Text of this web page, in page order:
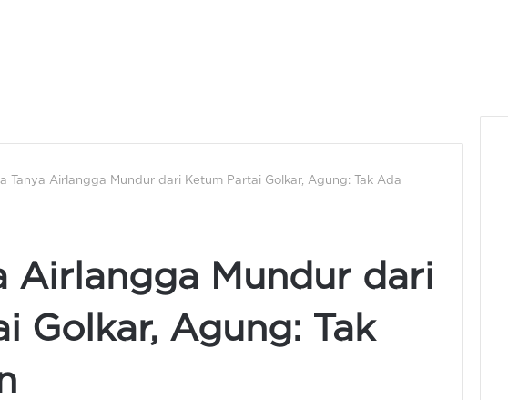
Tanya Airlangga Mundur dari Ketum Partai Golkar, Agung: Tak Ada
Airlangga Mundur dari
Golkar, Agung: Tak